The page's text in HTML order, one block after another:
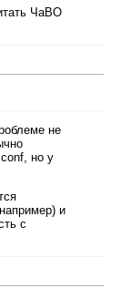
ЧаВО
не
но у
и
с